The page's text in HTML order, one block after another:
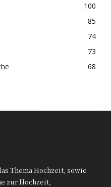
100
85
74
73
68
Thema Hochzeit, sowie
zur Hochzeit,